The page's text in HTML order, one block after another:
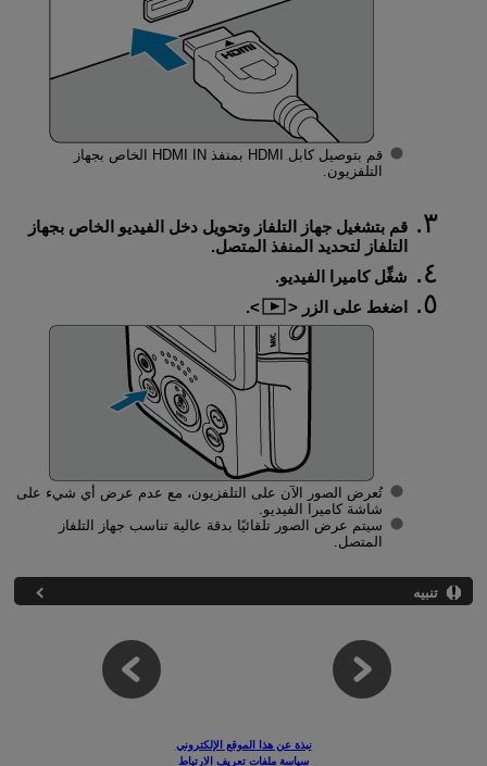
قم بتوصيل كابل HDMI بمنفذ HDMI IN الخاص بجهاز
التلفزيون.
قم بتشغيل جهاز التلفاز وتحويل دخل الفيديو الخاص بجهاز
التلفاز لتحديد المنفذ المتصل.
شغِّل كاميرا الفيديو.
اضغط على الزر
.
تُعرض الصور الآن على التلفزيون، مع عدم عرض أي شيء على
شاشة كاميرا الفيديو.
سيتم عرض الصور تلقائيًا بدقة عالية تناسب جهاز التلفاز
المتصل.
تنبيه
نبذة عن هذا الموقع الإلكتروني
سياسة ملفات تعريف الارتباط